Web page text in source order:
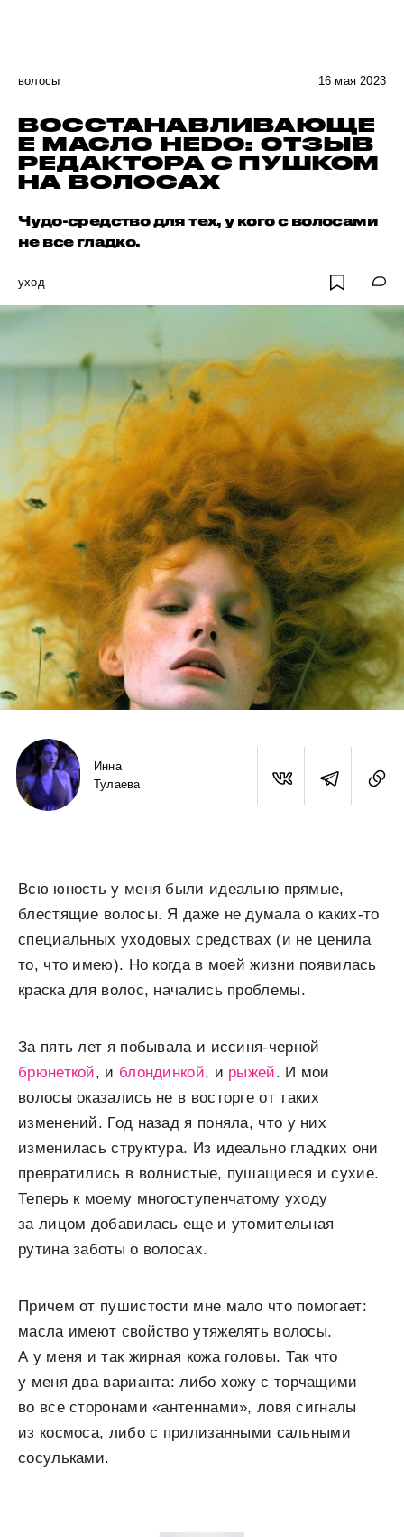
волосы 16 мая 2023
ВОССТАНАВЛИВАЮЩЕ
Е МАСЛО HEDO: ОТЗЫВ
РЕДАКТОРА С ПУШКОМ
НА ВОЛОСАХ
Чудо-средство для тех, у кого с волосами
не все гладко.
уход
Инна
Тулаева
Всю юность у меня были идеально прямые,
блестящие волосы. Я даже не думала о каких-то
специальных уходовых средствах (и не ценила
то, что имею). Но когда в моей жизни появилась
краска для волос, начались проблемы.
За пять лет я побывала и иссиня-черной
брюнеткой, и блондинкой, и рыжей. И мои
волосы оказались не в восторге от таких
изменений. Год назад я поняла, что у них
изменилась структура. Из идеально гладких они
превратились в волнистые, пушащиеся и сухие.
Теперь к моему многоступенчатому уходу
за лицом добавилась еще и утомительная
рутина заботы о волосах.
Причем от пушистости мне мало что помогает:
масла имеют свойство утяжелять волосы.
А у меня и так жирная кожа головы. Так что
у меня два варианта: либо хожу с торчащими
во все сторонами «антеннами», ловя сигналы
из космоса, либо с прилизанными сальными
сосульками.